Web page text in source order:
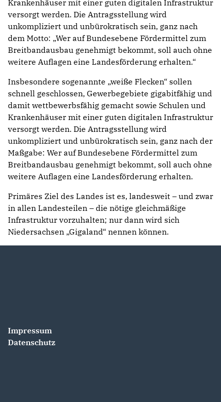
Krankenhäuser mit einer guten digitalen Infrastruktur
versorgt werden. Die Antragsstellung wird
unkompliziert und unbürokratisch sein, ganz nach
dem Motto: „Wer auf Bundesebene Fördermittel zum
Breitbandausbau genehmigt bekommt, soll auch ohne
weitere Auflagen eine Landesförderung erhalten.“
Insbesondere sogenannte „weiße Flecken“ sollen
schnell geschlossen, Gewerbegebiete gigabitfähig und
damit wettbewerbsfähig gemacht sowie Schulen und
Krankenhäuser mit einer guten digitalen Infrastruktur
versorgt werden. Die Antragsstellung wird
unkompliziert und unbürokratisch sein, ganz nach der
Maßgabe: Wer auf Bundesebene Fördermittel zum
Breitbandausbau genehmigt bekommt, soll auch ohne
weitere Auflagen eine Landesförderung erhalten.
Primäres Ziel des Landes ist es, landesweit – und zwar
in allen Landesteilen – die nötige gleichmäßige
Infrastruktur vorzuhalten; nur dann wird sich
Niedersachsen „Gigaland“ nennen können.
Impressum
Datenschutz